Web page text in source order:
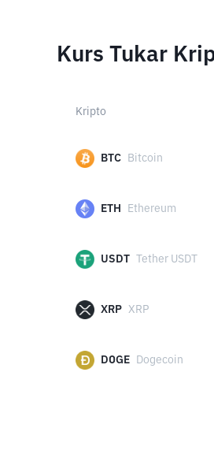
Kurs Tukar
Kripto
BTC Bitcoin
ETH Ethereum
USDT Tether USDT
XRP XRP
DOGE Dogecoin